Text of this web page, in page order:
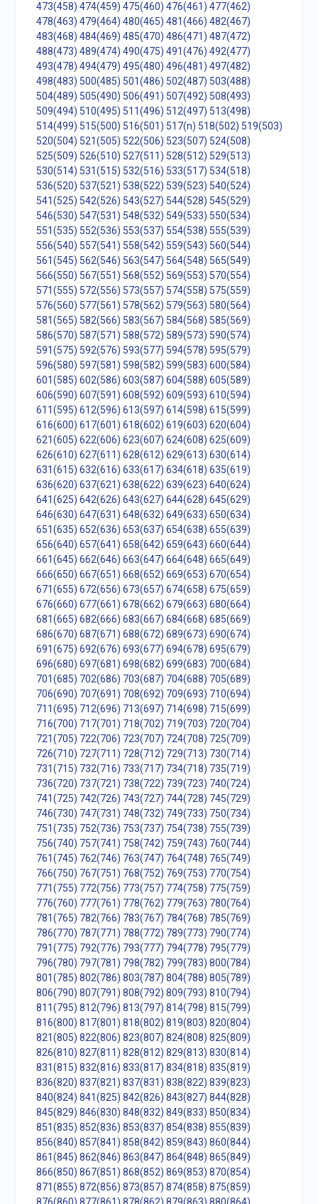
473(458) 474(459) 475(460) 476(461) 477(462)
478(463) 479(464) 480(465) 481(466) 482(467)
483(468) 484(469) 485(470) 486(471) 487(472)
488(473) 489(474) 490(475) 491(476) 492(477)
493(478) 494(479) 495(480) 496(481) 497(482)
498(483) 500(485) 501(486) 502(487) 503(488)
504(489) 505(490) 506(491) 507(492) 508(493)
509(494) 510(495) 511(496) 512(497) 513(498)
514(499) 515(500) 516(501) 517(n) 518(502) 519(503)
520(504) 521(505) 522(506) 523(507) 524(508)
525(509) 526(510) 527(511) 528(512) 529(513)
530(514) 531(515) 532(516) 533(517) 534(518)
536(520) 537(521) 538(522) 539(523) 540(524)
541(525) 542(526) 543(527) 544(528) 545(529)
546(530) 547(531) 548(532) 549(533) 550(534)
551(535) 552(536) 553(537) 554(538) 555(539)
556(540) 557(541) 558(542) 559(543) 560(544)
561(545) 562(546) 563(547) 564(548) 565(549)
566(550) 567(551) 568(552) 569(553) 570(554)
571(555) 572(556) 573(557) 574(558) 575(559)
576(560) 577(561) 578(562) 579(563) 580(564)
581(565) 582(566) 583(567) 584(568) 585(569)
586(570) 587(571) 588(572) 589(573) 590(574)
591(575) 592(576) 593(577) 594(578) 595(579)
596(580) 597(581) 598(582) 599(583) 600(584)
601(585) 602(586) 603(587) 604(588) 605(589)
606(590) 607(591) 608(592) 609(593) 610(594)
611(595) 612(596) 613(597) 614(598) 615(599)
616(600) 617(601) 618(602) 619(603) 620(604)
621(605) 622(606) 623(607) 624(608) 625(609)
626(610) 627(611) 628(612) 629(613) 630(614)
631(615) 632(616) 633(617) 634(618) 635(619)
636(620) 637(621) 638(622) 639(623) 640(624)
641(625) 642(626) 643(627) 644(628) 645(629)
646(630) 647(631) 648(632) 649(633) 650(634)
651(635) 652(636) 653(637) 654(638) 655(639)
656(640) 657(641) 658(642) 659(643) 660(644)
661(645) 662(646) 663(647) 664(648) 665(649)
666(650) 667(651) 668(652) 669(653) 670(654)
671(655) 672(656) 673(657) 674(658) 675(659)
676(660) 677(661) 678(662) 679(663) 680(664)
681(665) 682(666) 683(667) 684(668) 685(669)
686(670) 687(671) 688(672) 689(673) 690(674)
691(675) 692(676) 693(677) 694(678) 695(679)
696(680) 697(681) 698(682) 699(683) 700(684)
701(685) 702(686) 703(687) 704(688) 705(689)
706(690) 707(691) 708(692) 709(693) 710(694)
711(695) 712(696) 713(697) 714(698) 715(699)
716(700) 717(701) 718(702) 719(703) 720(704)
721(705) 722(706) 723(707) 724(708) 725(709)
726(710) 727(711) 728(712) 729(713) 730(714)
731(715) 732(716) 733(717) 734(718) 735(719)
736(720) 737(721) 738(722) 739(723) 740(724)
741(725) 742(726) 743(727) 744(728) 745(729)
746(730) 747(731) 748(732) 749(733) 750(734)
751(735) 752(736) 753(737) 754(738) 755(739)
756(740) 757(741) 758(742) 759(743) 760(744)
761(745) 762(746) 763(747) 764(748) 765(749)
766(750) 767(751) 768(752) 769(753) 770(754)
771(755) 772(756) 773(757) 774(758) 775(759)
776(760) 777(761) 778(762) 779(763) 780(764)
781(765) 782(766) 783(767) 784(768) 785(769)
786(770) 787(771) 788(772) 789(773) 790(774)
791(775) 792(776) 793(777) 794(778) 795(779)
796(780) 797(781) 798(782) 799(783) 800(784)
801(785) 802(786) 803(787) 804(788) 805(789)
806(790) 807(791) 808(792) 809(793) 810(794)
811(795) 812(796) 813(797) 814(798) 815(799)
816(800) 817(801) 818(802) 819(803) 820(804)
821(805) 822(806) 823(807) 824(808) 825(809)
826(810) 827(811) 828(812) 829(813) 830(814)
831(815) 832(816) 833(817) 834(818) 835(819)
836(820) 837(821) 837(831) 838(822) 839(823)
840(824) 841(825) 842(826) 843(827) 844(828)
845(829) 846(830) 848(832) 849(833) 850(834)
851(835) 852(836) 853(837) 854(838) 855(839)
856(840) 857(841) 858(842) 859(843) 860(844)
861(845) 862(846) 863(847) 864(848) 865(849)
866(850) 867(851) 868(852) 869(853) 870(854)
871(855) 872(856) 873(857) 874(858) 875(859)